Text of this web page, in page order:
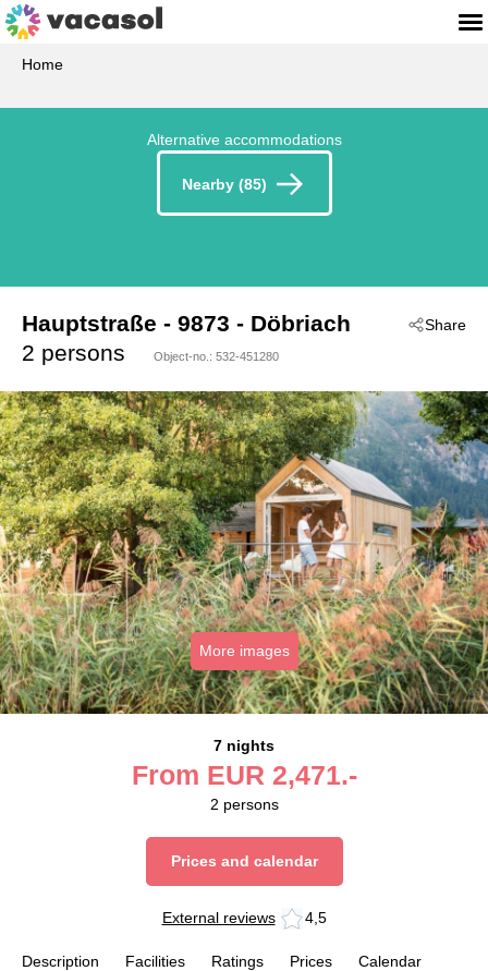
Home
Alternative accommodations
Nearby (85)
Share
Hauptstraße - 9873 - Döbriach
2 persons
Object-no.: 532-451280
More images
7 nights
From EUR 2,471.-
2 persons
Prices and calendar
External reviews 4,5
Description Facilities Ratings Prices Calendar